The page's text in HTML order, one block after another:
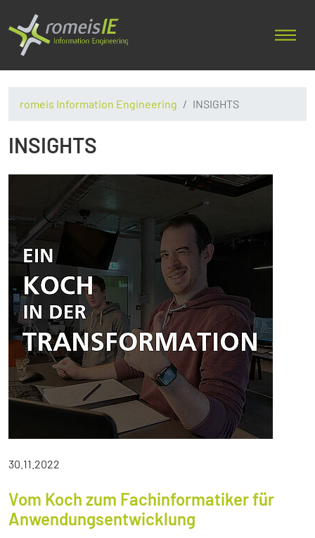
romeis Information Engineering INSIGHTS
INSIGHTS
30.11.2022
Vom Koch zum Fachinformatiker für
Anwendungsentwicklung